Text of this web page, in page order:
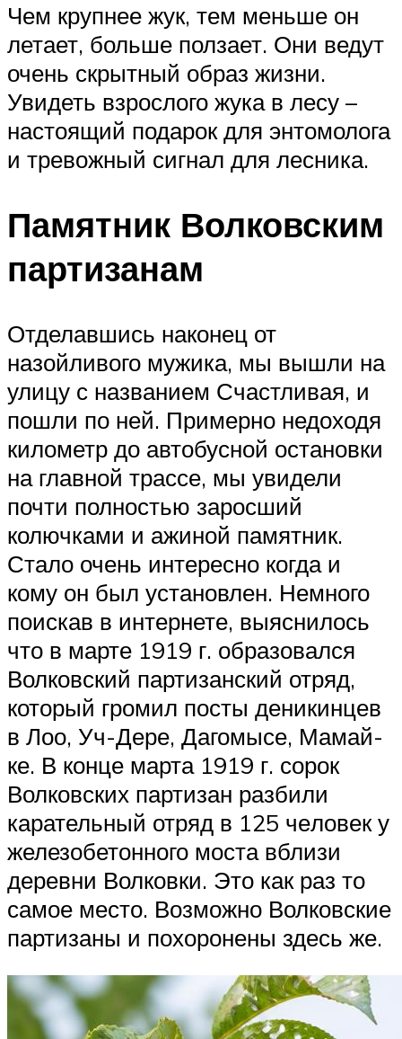
Чем крупнее жук, тем меньше он
летает, больше ползает. Они ведут
очень скрытный образ жизни.
Увидеть взрослого жука в лесу –
настоящий подарок для энтомолога
и тревожный сигнал для лесника.
Памятник Волковским
партизанам
Отделавшись наконец от
назойливого мужика, мы вышли на
улицу с названием Счастливая, и
пошли по ней. Примерно недоходя
километр до автобусной остановки
на главной трассе, мы увидели
почти полностью заросший
колючками и ажиной памятник.
Стало очень интересно когда и
кому он был установлен. Немного
поискав в интернете, выяснилось
что в марте 1919 г. образовался
Волковский партизанский отряд,
который громил посты деникинцев
в Лоо, Уч-Дере, Дагомысе, Мамай-
ке. В конце марта 1919 г. сорок
Волковских партизан разбили
карательный отряд в 125 че­ловек у
железобетонного моста вблизи
деревни Волковки. Это как раз то
самое место. Возможно Волковские
партизаны и похоронены здесь же.